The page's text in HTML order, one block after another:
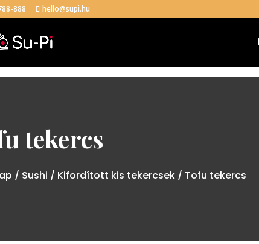
888 hello@supi.hu
tekercs
/ Sushi / Kifordított kis tekercsek / Tofu tekercs